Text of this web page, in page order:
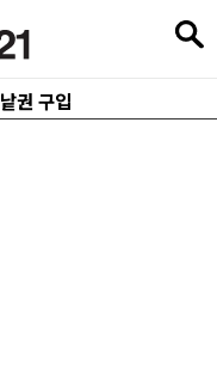
낱권 구입